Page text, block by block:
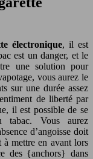
électronique, il est
est un danger, et le
une solution pour
vous aurez le
sur une durée assez
de liberté par
il est possible de se
tabac. Vous aurez
d’angoisse doit
à mettre en avant lors
des {anchors} dans